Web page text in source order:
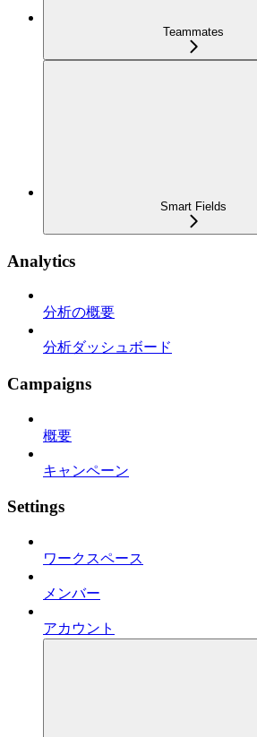
Teammates
Smart Fields
Analytics
分析の概要
分析ダッシュボード
Campaigns
概要
キャンペーン
Settings
ワークスペース
メンバー
アカウント